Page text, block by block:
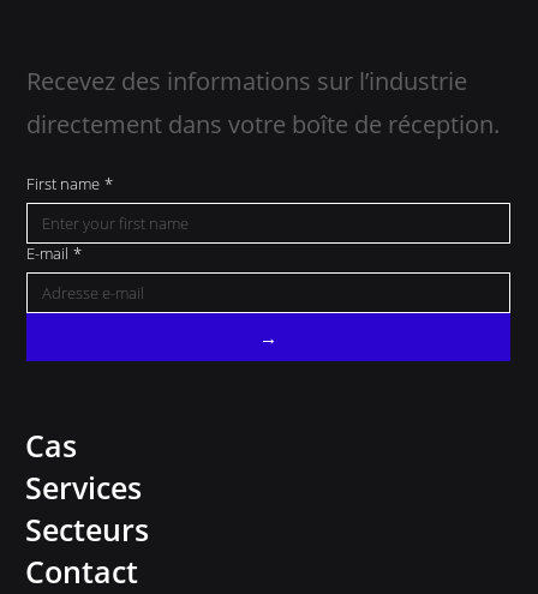
Cas
Services
Secteurs
Contact
Recevez des informations sur l’industrie
directement dans votre boîte de réception.
First name *
E-mail *
→